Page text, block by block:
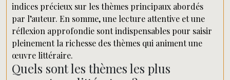
indices précieux sur les thèmes principaux abordés
par l’auteur. En somme, une lecture attentive et une
réflexion approfondie sont indispensables pour saisir
pleinement la richesse des thèmes qui animent une
œuvre littéraire.
Quels sont les thèmes les plus